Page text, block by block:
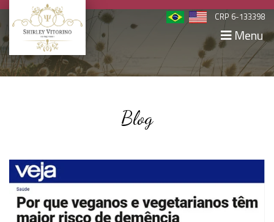
CRP 6-133398
Menu
Blog